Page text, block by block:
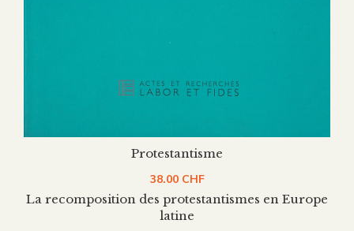
La recomposition des protestantismes en Europe
latine
Protestantisme
38.00 CHF